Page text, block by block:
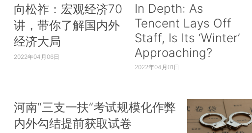
向松祚：宏观经济70
讲，带你了解国内外
经济大局
2022年04月06日
In Depth: As
Tencent Lays Off
Staff, Is Its ‘Winter’
Approaching?
2022年04月01日
河南“三支一扶”考试规模化作弊
内外勾结提前获取试卷